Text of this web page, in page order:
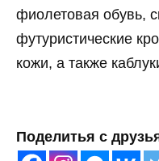
фиолетовая обувь,
футуристические
кожи, а также
Поделитья с